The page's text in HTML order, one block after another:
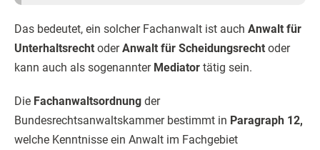
Das bedeutet, ein solcher Fachanwalt ist auch Anwalt für
Unterhaltsrecht oderAnwalt für Scheidungsrecht oder
kann auch als sogenannter Mediator tätig sein.
Die Fachanwaltsordnung der
Bundesrechtsanwaltskammer bestimmt in Paragraph 12,
welche Kenntnisse ein Anwalt im Fachgebiet